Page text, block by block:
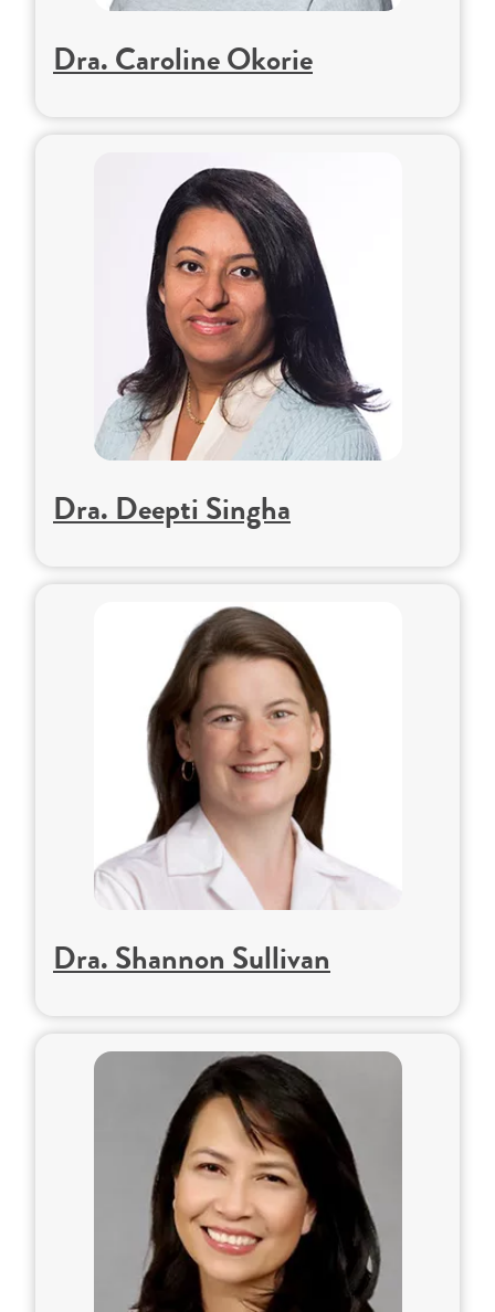
Dra. Caroline Okorie
Dra. Deepti Singha
Dra. Shannon Sullivan